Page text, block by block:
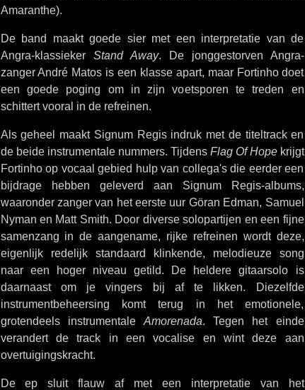
Amaranthe).
De band maakt goede sier met een interpretatie van de
Angra-klassieker Stand Away. De jonggestorven Angra-
zanger André Matos is een klasse apart, maar Fortinho doet
een goede poging om in zijn voetsporen te treden en
schittert vooral in de refreinen.
Als geheel maakt Signum Regis indruk met de titeltrack en
de beide instrumentale nummers. Tijdens Flag Of Hopekrijgt
Fortinho op vocaal gebied hulp van collega's die eerder een
bijdrage hebben geleverd aan Signum Regis-albums,
waaronder zanger van het eerste uur Göran Edman, Samuel
Nyman en Matt Smith. Door diverse solopartijen en een fijne
samenzang in de aangename, rijke refreinen wordt deze,
eigenlijk redelijk standaard klinkende, melodieuze song
naar een hoger niveau getild. De heldere gitaarsolo is
daarnaast om je vingers bij af te likken. Diezelfde
instrumentbeheersing komt terug in het emotionele,
grotendeels instrumentale Amorenada. Tegen het einde
verandert de track in een vocalise en wint deze aan
overtuigingskracht.
De ep sluit flauw af met een interpretatie van het